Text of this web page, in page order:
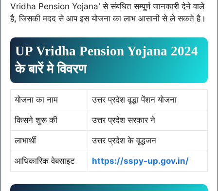
Vridha Pension Yojana’ से संबधित सम्पूर्ण जानकारी देने वाले
है, जिसकी मदद से आप इस योजना का लाभ आसानी से ले सकते है।
UP Vridha Pension Yojana 2024
के बारें मे विवरण
योजना का नाम उत्तर प्रदेश वृद्धा पेंशन योजना
किसने शुरू की उत्तर प्रदेश सरकार ने
लाभार्थी उत्तर प्रदेश के वृद्धजन
आधिकारिक वेबसाइट https://sspy-up.gov.in/